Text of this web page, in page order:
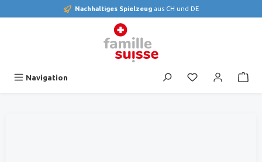
Nachhaltiges Spielzeug aus CH und DE
Navigation Du hast 0